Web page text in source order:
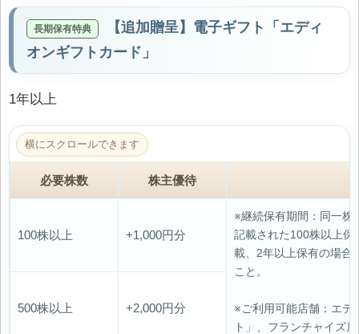
【追加贈呈】電子ギフト「エディ
オンギフトカード」
1年以上
必要株数 株主優待
100株以上 +1,000円分
※継続保有期間：同一株
記載された100株以上保
載、2年以上保有の場合
こと。
※ご利用可能店舗：エデ
ト」、フランチャイズ
500株以上 +2,000円分